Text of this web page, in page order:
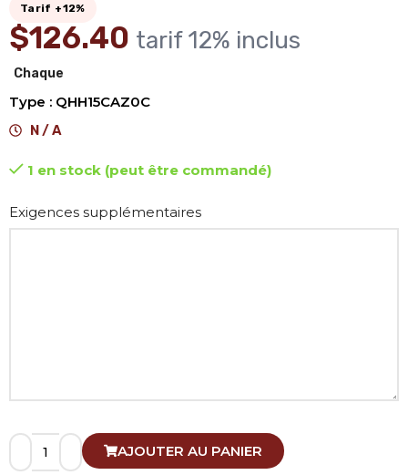
Tarif +12%
$126.40 tarif 12% inclus
Chaque
Type : QHH15CAZ0C
N / A
1 en stock (peut être commandé)
Exigences supplémentaires
AJOUTER AU PANIER